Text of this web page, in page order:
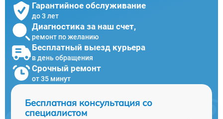
Гарантийное обслуживание
до 3 лет
Диагностика за наш счет,
ремонт по желанию
Бесплатный выезд курьера
в день обращения
Срочный ремонт
от 35 минут
Бесплатная консультация со
специалистом